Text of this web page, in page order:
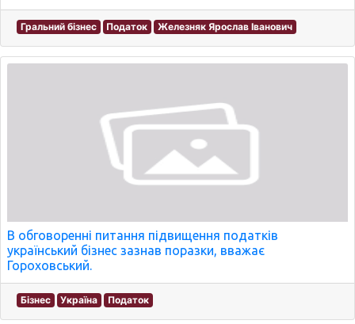
Гральний бізнес Податок Железняк Ярослав Іванович
В обговоренні питання підвищення податків
український бізнес зазнав поразки, вважає
Гороховський.
Бізнес Україна Податок